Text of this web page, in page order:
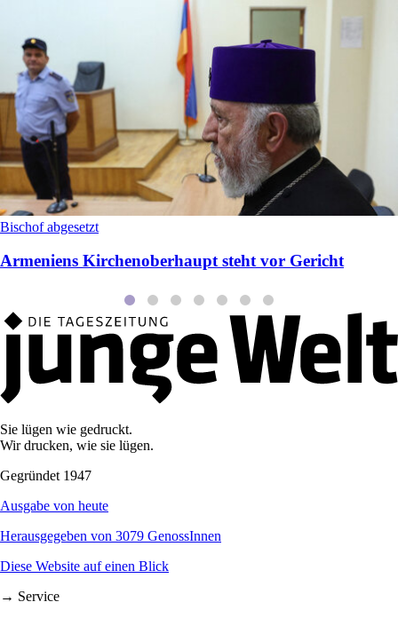
Bischof abgesetzt
Armeniens Kirchenoberhaupt steht vor Gericht
Sie lügen wie gedruckt.
Wir drucken, wie sie lügen.
Gegründet 1947
Ausgabe von heute
Herausgegeben von 3079 GenossInnen
Diese Website auf einen Blick
→ Service